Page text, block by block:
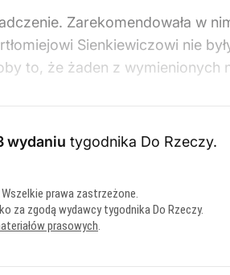
Zarekomendowała w
Sienkiewiczowi nie
to, że żaden z
wydaniu tygodnika Do Rzeczy.
prawa zastrzeżone.
za zgodą wydawcy tygodnika Do Rzeczy.
prasowych.